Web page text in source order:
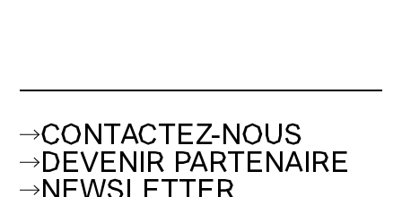
CONTACTEZ-NOUS
DEVENIR PARTENAIRE